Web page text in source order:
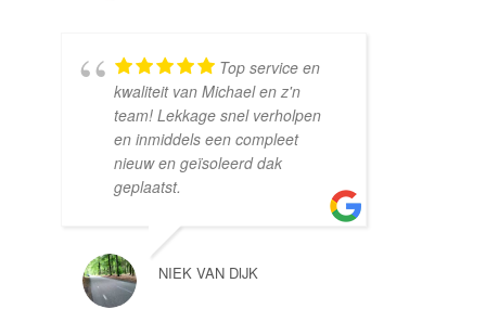
Top service en
kwaliteit van Michael en z'n
team! Lekkage snel verholpen
en inmiddels een compleet
nieuw en geïsoleerd dak
geplaatst.
NIEK VAN DIJK